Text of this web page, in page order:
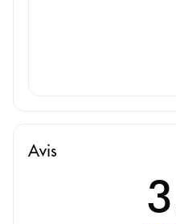
Avis